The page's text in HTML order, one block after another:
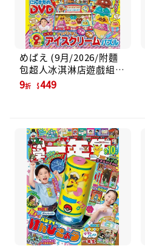
めばえ (9月/2026/附麵
包超人冰淇淋店遊戲組
&DVD)
9折 449